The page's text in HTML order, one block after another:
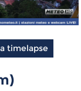
timelapse